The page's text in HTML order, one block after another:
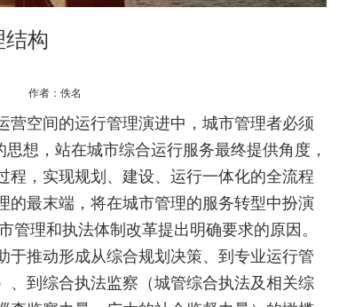
构
作者：佚名
空间的运行管理演进中，城市管理者必须
想，站在城市综合运行服务最终提供角度，
，实现规划、建设、运行一体化的全流程
最末端，将在城市管理的服务转型中扮演
理和执法体制改革提出明确要求的原因。
推动形成从综合规划决策、到专业运行管
到综合执法监察（城管综合执法及相关综